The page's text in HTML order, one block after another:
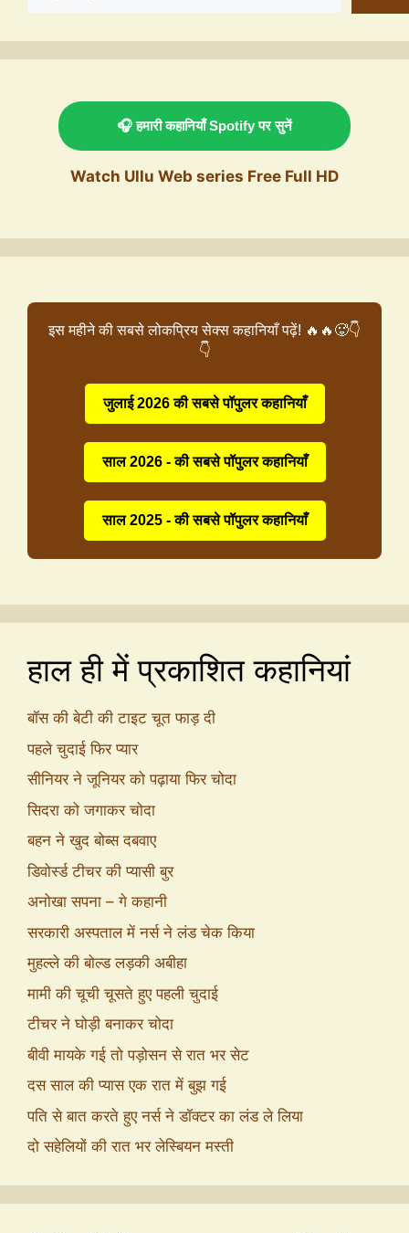
🎧 हमारी कहानियाँ Spotify पर सुनें
Watch Ullu Web series Free Full HD
इस महीने की सबसे लोकप्रिय सेक्स कहानियाँ पढ़ें! 🔥🔥🥵👇
👇
जुलाई 2026 की सबसे पॉपुलर कहानियाँ
साल 2026 - की सबसे पॉपुलर कहानियाँ
साल 2025 - की सबसे पॉपुलर कहानियाँ
हाल ही में प्रकाशित कहानियां
बॉस की बेटी की टाइट चूत फाड़ दी
पहले चुदाई फिर प्यार
सीनियर ने जूनियर को पढ़ाया फिर चोदा
सिदरा को जगाकर चोदा
बहन ने खुद बोब्स दबवाए
डिवोर्स्ड टीचर की प्यासी बुर
अनोखा सपना – गे कहानी
सरकारी अस्पताल में नर्स ने लंड चेक किया
मुहल्ले की बोल्ड लड़की अबीहा
मामी की चूची चूसते हुए पहली चुदाई
टीचर ने घोड़ी बनाकर चोदा
बीवी मायके गई तो पड़ोसन से रात भर सेट
दस साल की प्यास एक रात में बुझ गई
पति से बात करते हुए नर्स ने डॉक्टर का लंड ले लिया
दो सहेलियों की रात भर लेस्बियन मस्ती